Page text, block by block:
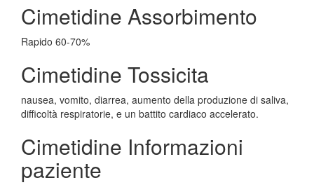
Cimetidine Assorbimento
Rapido 60-70%
Cimetidine Tossicita
nausea, vomito, diarrea, aumento della produzione di saliva,
difficoltà respiratorie, e un battito cardiaco accelerato.
Cimetidine Informazioni
paziente